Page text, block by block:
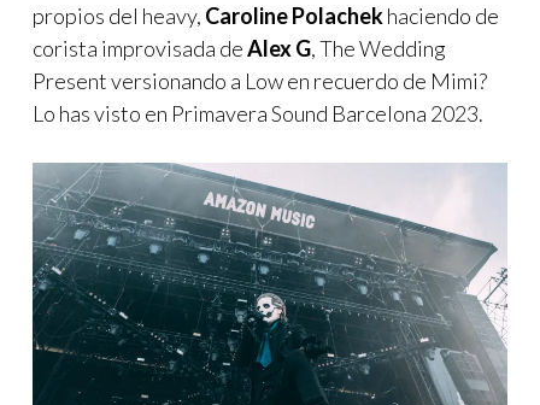
propios del heavy, Caroline Polachekhaciendo de
corista improvisada deAlex G, The Wedding
Present versionando a Low en recuerdo de Mimi?
Lo has visto en Primavera Sound Barcelona 2023.